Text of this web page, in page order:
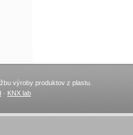
výroby produktov z plastu.
· KNX lab